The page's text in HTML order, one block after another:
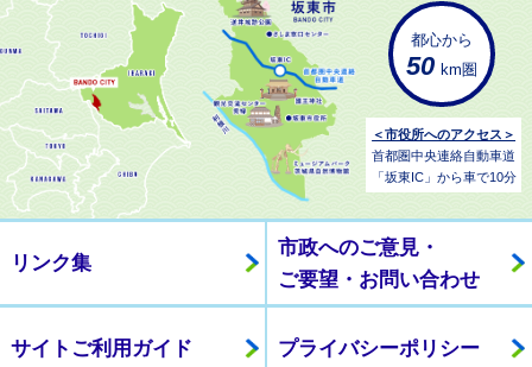
都心から
50 km圏
＜市役所へのアクセス＞
首都圏中央連絡自動車道
「坂東IC」から車で10分
リンク集
市政へのご意見・
ご要望・お問い合わせ
サイトご利用ガイド プライバシーポリシー